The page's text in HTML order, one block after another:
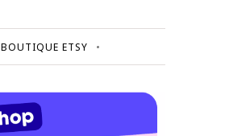
BOUTIQUE ETSY